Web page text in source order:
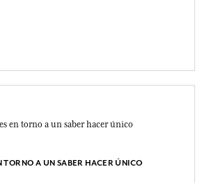
TORNO A UN SABER HACER ÚNICO